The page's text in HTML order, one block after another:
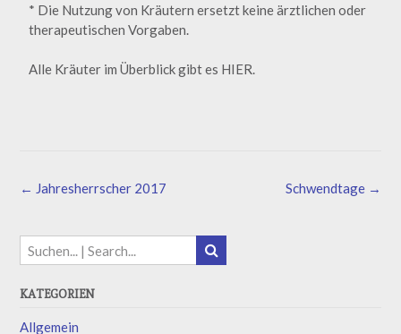
* Die Nutzung von Kräutern ersetzt keine ärztlichen oder
therapeutischen Vorgaben.
Alle Kräuter im Überblick gibt es HIER.
Schwendtage →
← Jahresherrscher 2017
KATEGORIEN
Allgemein